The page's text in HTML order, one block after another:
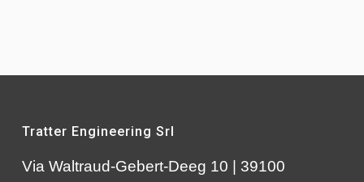
Tratter Engineering Srl
Via Waltraud-Gebert-Deeg 10 | 39100